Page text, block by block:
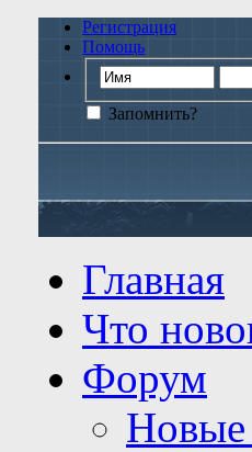
Регистрация
Помощь
Запомнить?
Главная
Что
Форум